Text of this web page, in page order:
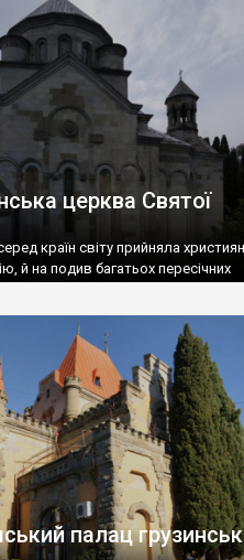
(postaki)…” “Вино. Крим
вино і його вдосталь: воно все
церква Святої
країн світу прийняла
й на подив багатьох пересічних
палац